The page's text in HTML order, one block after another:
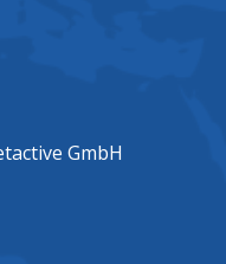
GmbH